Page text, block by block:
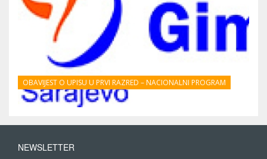
OBAVIJEST O UPISU U PRVI RAZRED – NACIONALNI PROGRAM
NEWSLETTER